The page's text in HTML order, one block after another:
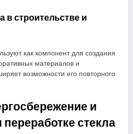
в строительстве и
как компонент для создания
материалов и
возможности его повторного
и
стекла